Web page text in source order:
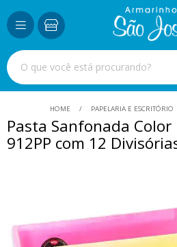
HOME PAPELARIA E ESCRITÓRIO
Pasta Sanfonada Color
912PP com 12